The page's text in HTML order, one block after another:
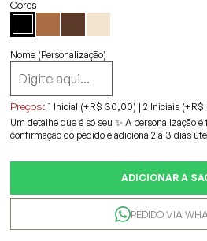
Nome (Personalização)
Preços:1 Inicial (+R$ 30,00) |2 Iniciais
Um detalhe que é só seu ✨ A personalização
confirmação do pedido e adiciona 2 a 3 dias
ADICIONAR A
PEDIDO VIA